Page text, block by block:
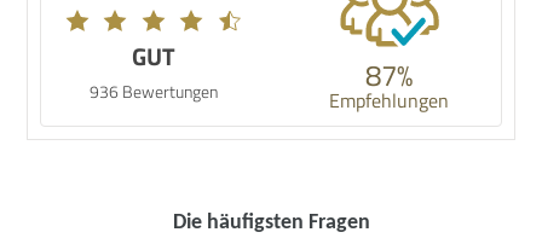
GUT
936 Bewertungen 87%
Empfehlungen
Die häufigsten Fragen